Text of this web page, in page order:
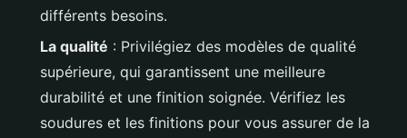
différents besoins.
La qualité : Privilégiez des modèles de qualité
supérieure, qui garantissent une meilleure
durabilité et une finition soignée. Vérifiez les
soudures et les finitions pour vous assurer de la